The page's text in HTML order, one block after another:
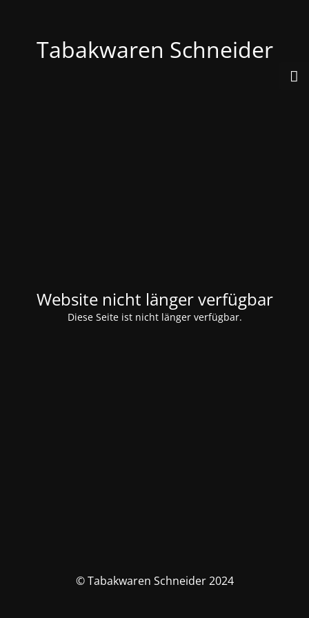
Tabakwaren Schneider
Website nicht länger verfügbar
Diese Seite ist nicht länger verfügbar.
© Tabakwaren Schneider 2024